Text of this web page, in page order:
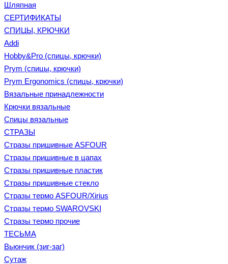
Шляпная
СЕРТИФИКАТЫ
СПИЦЫ, КРЮЧКИ
Addi
Hobby&Pro (спицы, крючки)
Prym (спицы, крючки)
Prym Ergonomics (спицы, крючки)
Вязальные принадлежности
Крючки вязальные
Спицы вязальные
СТРАЗЫ
Стразы пришивные ASFOUR
Стразы пришивные в цапах
Стразы пришивные пластик
Стразы пришивные стекло
Стразы термо ASFOUR/Xirius
Стразы термо SWAROVSKI
Стразы термо прочие
ТЕСЬМА
Вьюнчик (зиг-заг)
Сутаж